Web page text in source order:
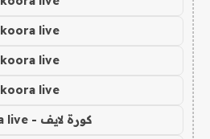
koora live
koora live
koora live
كورة لايف - koora live